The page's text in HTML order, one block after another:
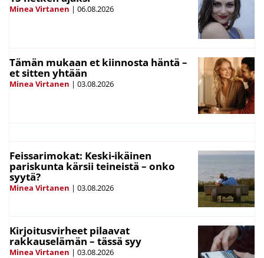
Minea Virtanen | 06.08.2026
Tämän mukaan et kiinnosta häntä –
et sitten yhtään
Minea Virtanen | 03.08.2026
Feissarimokat: Keski-ikäinen
pariskunta kärsii teineistä – onko
syytä?
Minea Virtanen | 03.08.2026
Kirjoitusvirheet pilaavat
rakkauselämän – tässä syy
Minea Virtanen | 03.08.2026